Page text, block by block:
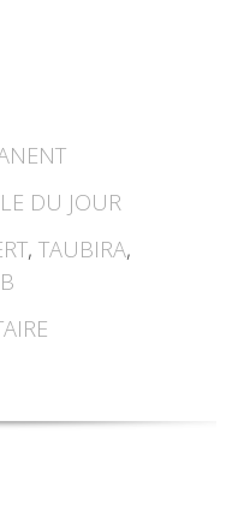
DU JOUR
, TAUBIRA,